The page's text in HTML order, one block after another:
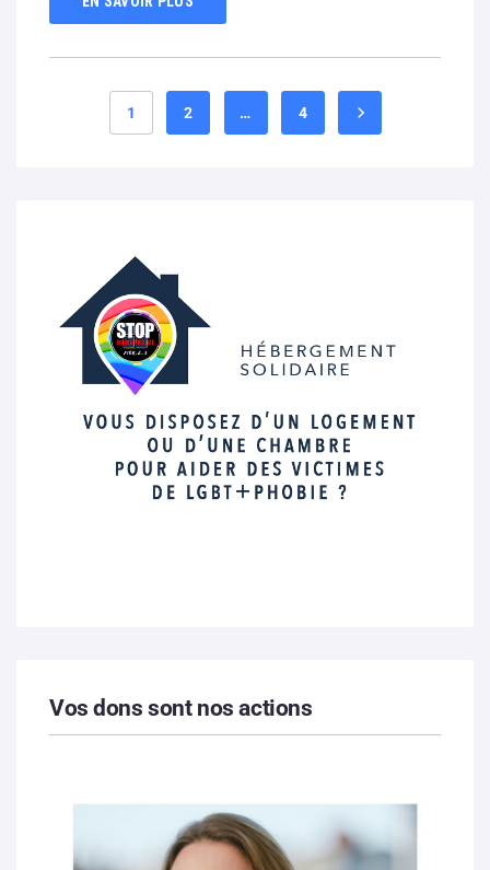
1 2 … 4
Vos dons sont nos actions